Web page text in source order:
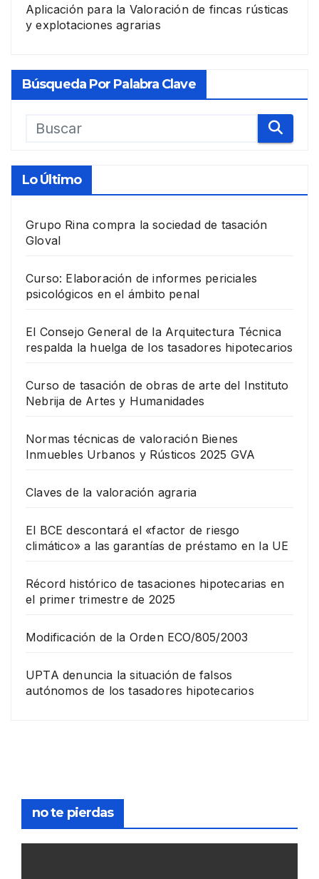
Aplicación para la Valoración de fincas rústicas
y explotaciones agrarias
Búsqueda Por Palabra Clave
Lo Último
Grupo Rina compra la sociedad de tasación
Gloval
Curso: Elaboración de informes periciales
psicológicos en el ámbito penal
El Consejo General de la Arquitectura Técnica
respalda la huelga de los tasadores hipotecarios
Curso de tasación de obras de arte del Instituto
Nebrija de Artes y Humanidades
Normas técnicas de valoración Bienes
Inmuebles Urbanos y Rústicos 2025 GVA
Claves de la valoración agraria
El BCE descontará el «factor de riesgo
climático» a las garantías de préstamo en la UE
Récord histórico de tasaciones hipotecarias en
el primer trimestre de 2025
Modificación de la Orden ECO/805/2003
UPTA denuncia la situación de falsos
autónomos de los tasadores hipotecarios
no te pierdas